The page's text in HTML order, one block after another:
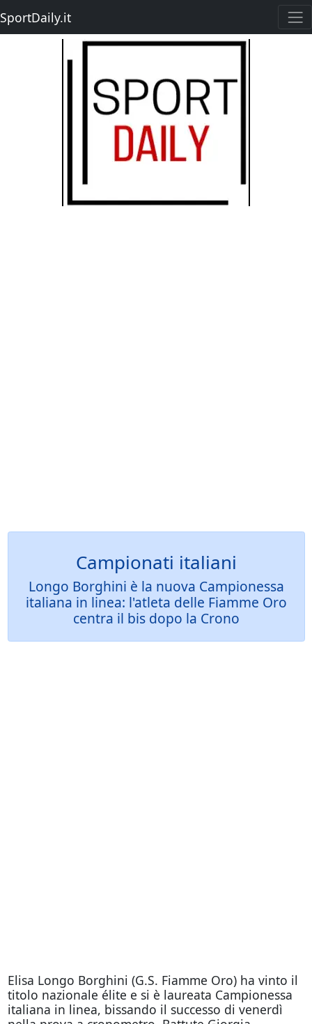
SportDaily.it
Campionati italiani
Longo Borghini è la nuova Campionessa
italiana in linea: l'atleta delle Fiamme Oro
centra il bis dopo la Crono
Elisa Longo Borghini (G.S. Fiamme Oro) ha vinto il
titolo nazionale élite e si è laureata Campionessa
italiana in linea, bissando il successo di venerdì